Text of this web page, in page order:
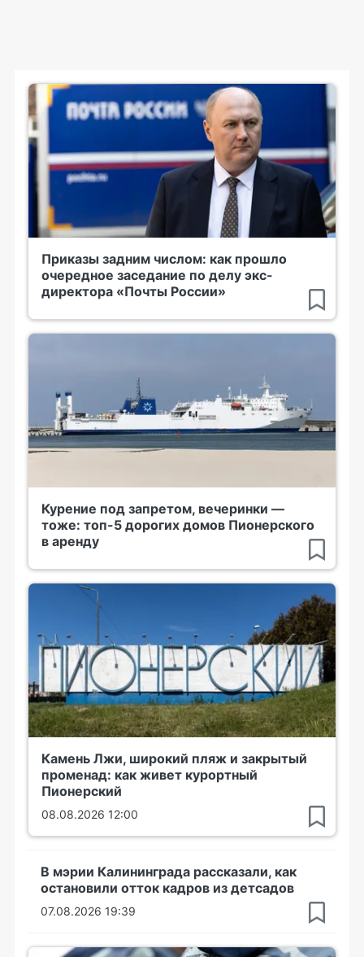
Приказы задним числом: как прошло
очередное заседание по делу экс-
директора «Почты России»
Курение под запретом, вечеринки —
тоже: топ-5 дорогих домов Пионерского
в аренду
Камень Лжи, широкий пляж и закрытый
променад: как живет курортный
Пионерский
08.08.2026 12:00
В мэрии Калининграда рассказали, как
остановили отток кадров из детсадов
07.08.2026 19:39